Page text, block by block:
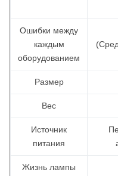
Ошибки между
каждым
оборудованием
Размер
Вес
Источник
питания
Жизнь лампы